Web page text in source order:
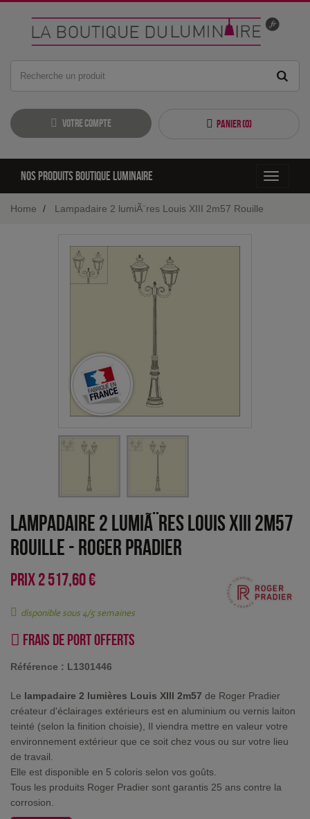
Votre compte Panier (0)
Toggle
Nos produits boutique luminaire
Home Lampadaire 2 lumiÃ¨res Louis XIII 2m57 Rouille
Lampadaire 2 lumiÃ¨res Louis XIII 2m57
Rouille - Roger Pradier
PRIX2 517,60 €
disponible sous 4/5 semaines
Frais de port offerts
Référence : L1301446
Le lampadaire 2 lumières Louis XIII 2m57 de Roger Pradier
créateur d'éclairages extérieurs est en aluminium ou vernis laiton
teinté (selon la finition choisie), Il viendra mettre en valeur votre
environnement extérieur que ce soit chez vous ou sur votre lieu
de travail.
Elle est disponible en 5 coloris selon vos goûts.
Tous les produits Roger Pradier sont garantis 25 ans contre la
corrosion.